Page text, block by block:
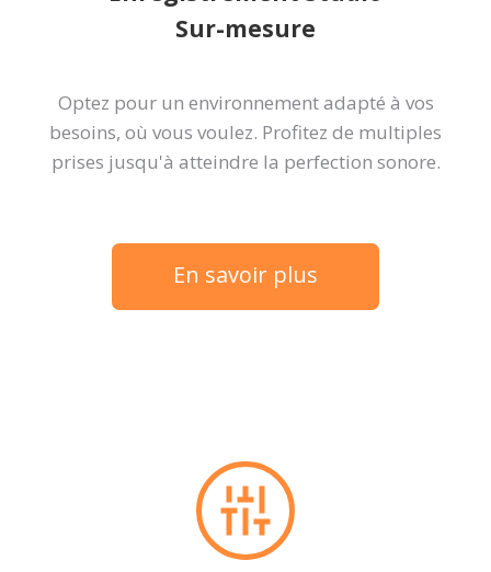
Sur-mesure
Optez pour un environnement adapté à vos
besoins, où vous voulez. Profitez de multiples
prises jusqu'à atteindre la perfection sonore.
En savoir plus